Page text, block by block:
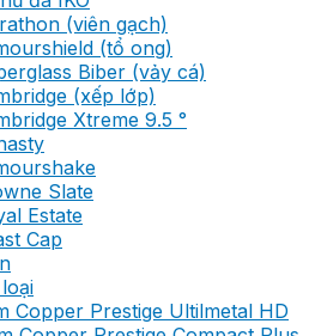
(viên gạch)
(tổ ong)
Biber (vảy cá)
(xếp lớp)
Xtreme 9.5 °
Slate
Estate
Cap
Copper Prestige Ultilmetal HD